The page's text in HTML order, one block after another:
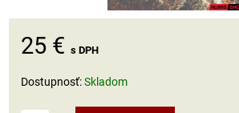
25 € s DPH
Dostupnosť:Skladom